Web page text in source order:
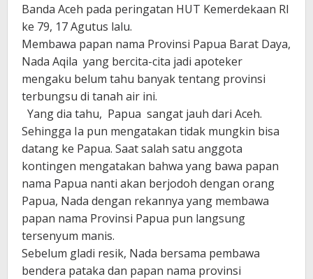
Banda Aceh pada peringatan HUT Kemerdekaan RI
ke 79, 17 Agutus lalu.
Membawa papan nama Provinsi Papua Barat Daya,
Nada Aqila yang bercita-cita jadi apoteker
mengaku belum tahu banyak tentang provinsi
terbungsu di tanah air ini.
Yang dia tahu, Papua sangat jauh dari Aceh.
Sehingga Ia pun mengatakan tidak mungkin bisa
datang ke Papua. Saat salah satu anggota
kontingen mengatakan bahwa yang bawa papan
nama Papua nanti akan berjodoh dengan orang
Papua, Nada dengan rekannya yang membawa
papan nama Provinsi Papua pun langsung
tersenyum manis.
Sebelum gladi resik, Nada bersama pembawa
bendera pataka dan papan nama provinsi